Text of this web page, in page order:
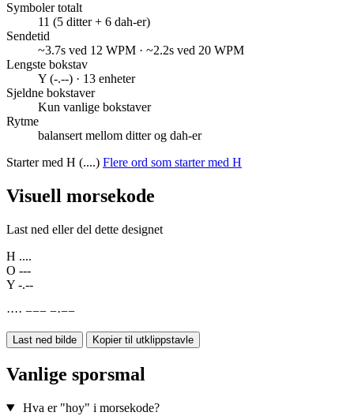
Symboler totalt
11 (5 ditter + 6 dah-er)
Sendetid
~3.7s ved 12 WPM · ~2.2s ved 20 WPM
Lengste bokstav
Y (-.--) · 13 enheter
Sjeldne bokstaver
Kun vanlige bokstaver
Rytme
balansert mellom ditter og dah-er
Starter med H (....) Flere ord som starter med H
Visuell morsekode
Last ned eller del dette designet
H ....
O ---
Y -.--
···· −−− −·−−
Last ned bilde Kopier til utklippstavle
Vanlige sporsmal
Hva er "hoy" i morsekode?